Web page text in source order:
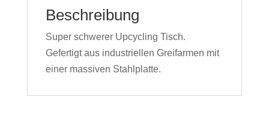
Beschreibung
Super schwerer Upcycling Tisch.
Gefertigt aus industriellen Greifarmen mit
einer massiven Stahlplatte.